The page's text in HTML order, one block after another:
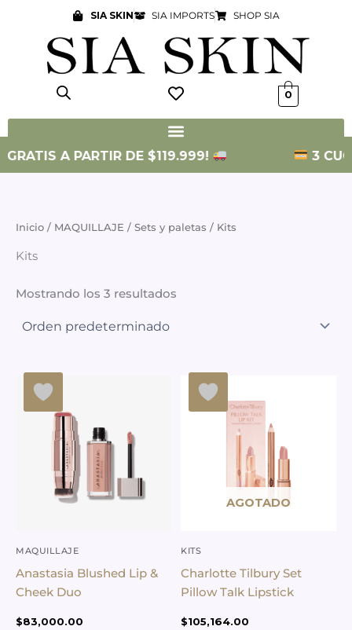
contenido
SIA SKIN SIA IMPORTS SHOP SIA
0
A PARTIR DE $119.999! 3
Inicio / MAQUILLAJE / Sets y paletas / Kits
Kits
Mostrando los 3 resultados
MAQUILLAJE
Anastasia Blushed Lip &
Cheek Duo
$83,000.00
AGOTADO
KITS
Charlotte Tilbury Set
Pillow Talk Lipstick
$105,164.00